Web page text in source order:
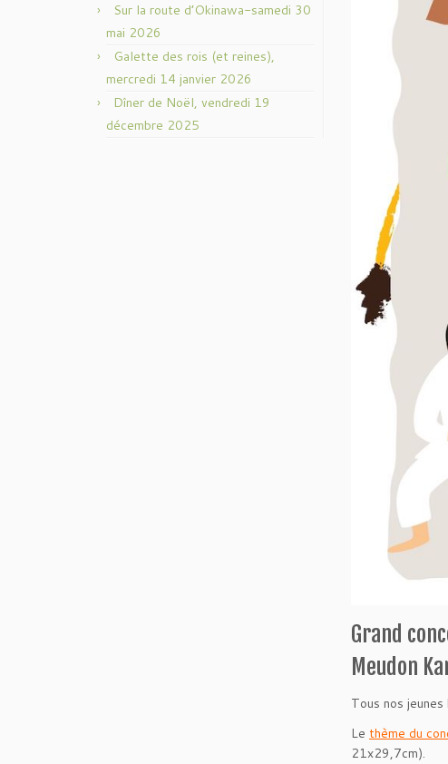
Sur la route d’Okinawa-samedi 30
mai 2026
Galette des rois (et reines),
mercredi 14 janvier 2026
Dîner de Noël, vendredi 19
décembre 2025
Grand
Meudon
Tous nos
Le thème du
21x29,7cm).